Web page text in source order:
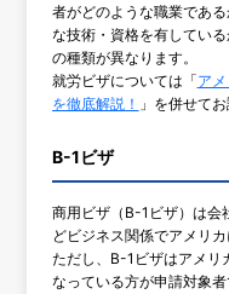
者がどのような職業であ
な技術・資格を有してい
の種類が異なります。
就労ビザについては「ア
を徹底解説！ 」を併せて
B-1ビザ
商用ビザ（B-1ビザ）は会
どビジネス関係でアメリ
ただし、B-1ビザはアメリ
なっている方が申請対象